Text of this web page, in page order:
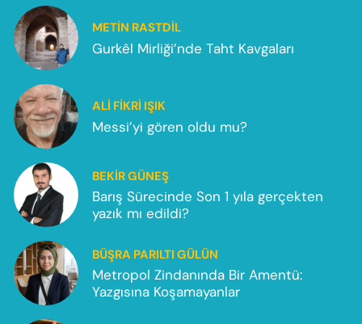
METIN RASTDIL
Gurkêl Mirliği’nde Taht Kavgaları
ALI FIKRI IŞIK
Messi’yi gören oldu mu?
BEKIR GÜNEŞ
Barış Sürecinde Son 1 yıla gerçekten
yazık mı edildi?
BÜŞRA PARILTI GÜLÜN
Metropol Zindanında Bir Amentü:
Yazgısına Koşamayanlar